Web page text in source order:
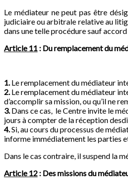
Le médiateur ne peut pas être
judiciaire ou arbitrale relative au
dans une telle procédure sauf
Article 11 : Du remplacement du
1.Le remplacement du médiateur
2.Le remplacement du médiateur
d’accomplir sa mission, ou qu’il ne
3.Dans ce cas, le Centre invite le
jours à compter de la réception
4.Si, au cours du processus de
informe immédiatement les parties
Dans le cas contraire, il suspend la
Article 12 : Des missions du